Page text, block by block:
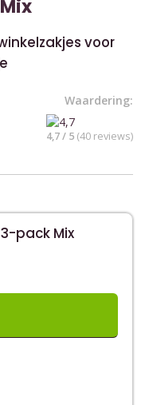
voor
Waardering:
4,7 / 5 (40 reviews)
pack Mix